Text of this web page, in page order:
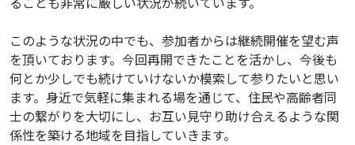
このような状況の中でも、参加者からは継続開催を望む声
を頂いております。今回再開できたことを活かし、今後も
何とか少しでも続けていけないか模索して参りたいと思い
ます。身近で気軽に集まれる場を通じて、住民や高齢者同
士の繋がりを大切にし、お互い見守り助け合えるような関
係性を築ける地域を目指していきます。